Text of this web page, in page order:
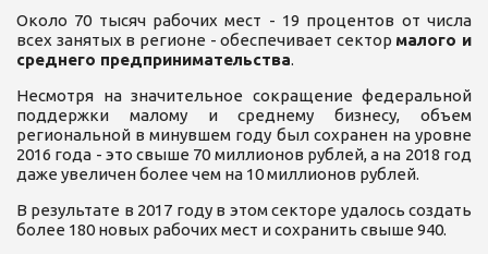
Около 70 тысяч рабочих мест - 19 процентов от числа
всех занятых в регионе - обеспечивает сектор малого и
среднего предпринимательства.
Несмотря на значительное сокращение федеральной
поддержки малому и среднему бизнесу, объем
региональной в минувшем году был сохранен на уровне
2016 года - это свыше 70 миллионов рублей, а на 2018 год
даже увеличен более чем на 10 миллионов рублей.
В результате в 2017 году в этом секторе удалось создать
более 180 новых рабочих мест и сохранить свыше 940.